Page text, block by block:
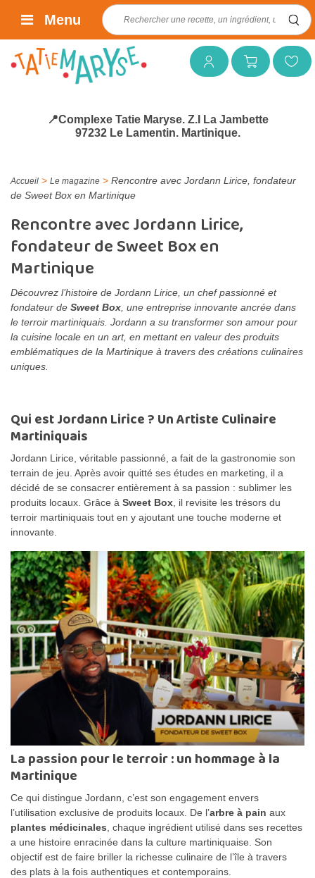
Mon compteMon panierMes favoris
Rechercher :
Menu
📍Complexe Tatie Maryse. Z.I La Jambette
97232 Le Lamentin. Martinique.
Accueil > Le magazine > Rencontre avec Jordann Lirice, fondateur
de Sweet Box en Martinique
Rencontre avec Jordann Lirice,
fondateur de Sweet Box en
Martinique
Découvrez l’histoire de Jordann Lirice, un chef passionné et
fondateur de Sweet Box , une entreprise innovante ancrée dans
le terroir martiniquais. Jordann a su transformer son amour pour
la cuisine locale en un art, en mettant en valeur des produits
emblématiques de la Martinique à travers des créations culinaires
uniques.
Qui est Jordann Lirice ? Un Artiste Culinaire
Martiniquais
Jordann Lirice, véritable passionné, a fait de la gastronomie son
terrain de jeu. Après avoir quitté ses études en marketing, il a
décidé de se consacrer entièrement à sa passion : sublimer les
produits locaux. Grâce à Sweet Box , il revisite les trésors du
terroir martiniquais tout en y ajoutant une touche moderne et
innovante.
La passion pour le terroir : un hommage à la
Martinique
Ce qui distingue Jordann, c’est son engagement envers
l’utilisation exclusive de produits locaux. De l’arbre à pain aux
plantes médicinales , chaque ingrédient utilisé dans ses recettes
a une histoire enracinée dans la culture martiniquaise. Son
objectif est de faire briller la richesse culinaire de l’île à travers
des plats à la fois authentiques et contemporains.